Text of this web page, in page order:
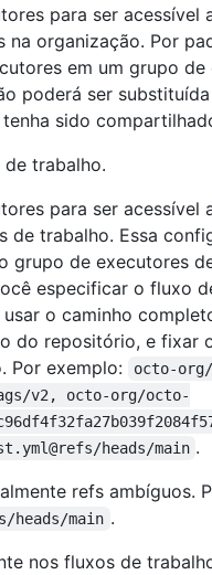
para ser acessível
organização. Por
em um grupo
poderá ser
sido
trabalho.
para ser acessível
trabalho. Essa
grupo de executores
especificar o fluxo
o caminho
do repositório, e fixar
Por exemplo:
octo-
v2, octo-org/octo-
heads/main .
refs ambíguos.
heads/main .
nos fluxos de